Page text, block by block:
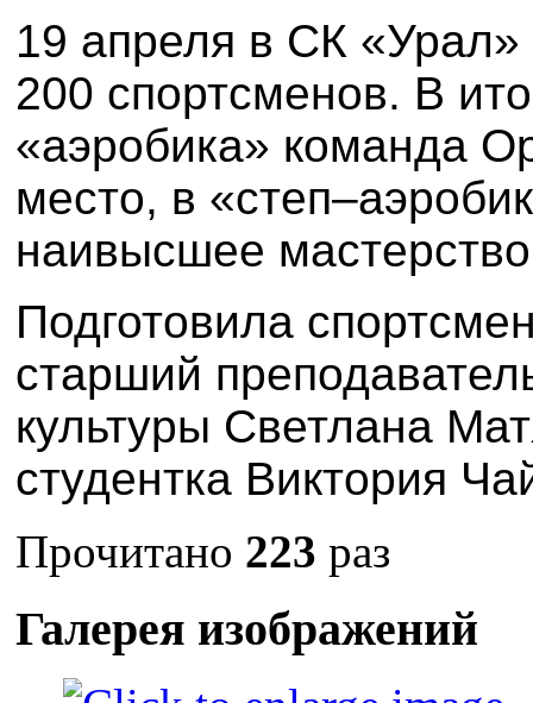
19 апреля в СК «Урал»
200 спортсменов. В
«аэробика» команда
место, в
наивысшее
Подготовила
старший
культуры Светлана
студентка Виктория
Прочитано 223 раз
Галерея изображений